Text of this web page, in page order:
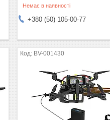
Немає в наявності
+380 (50) 105-00-77
BV-001430